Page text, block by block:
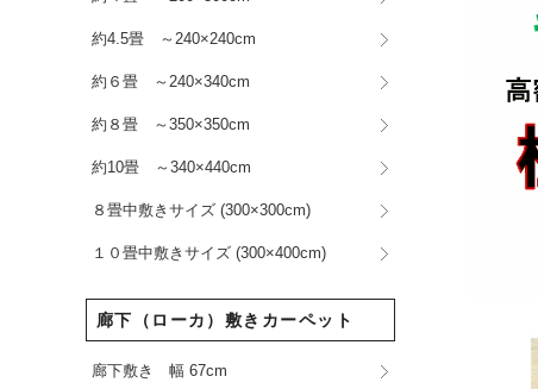
約4.5畳 ～240×240cm
約６畳 ～240×340cm
約８畳 ～350×350cm
約10畳 ～340×440cm
８畳中敷きサイズ (300×300cm)
１０畳中敷きサイズ (300×400cm)
廊下（ローカ）敷きカーペット
廊下敷き 幅 67cm